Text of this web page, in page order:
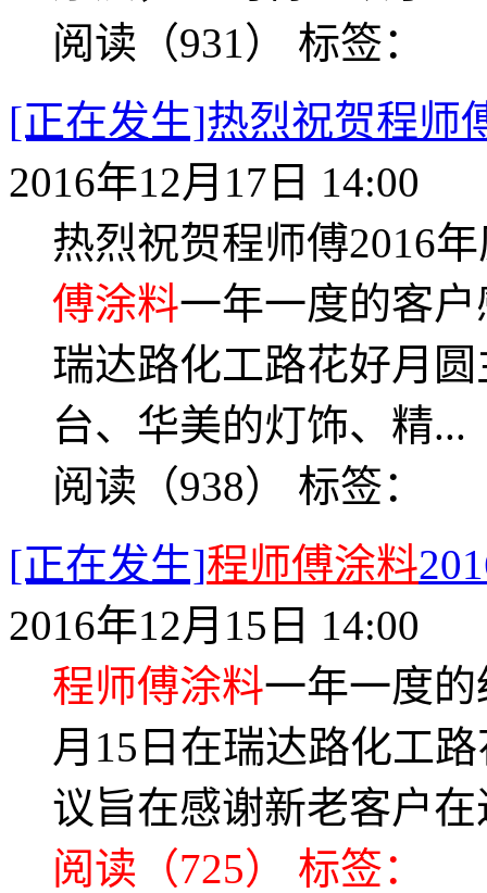
阅读（931） 标签：
[正在发生]热烈祝贺程师
2016年12月17日 14:00
热烈祝贺程师傅2016
傅涂料一年一度的客
瑞达路化工路花好月
台、华美的灯饰、精...
阅读（938） 标签：
[正在发生]程师傅涂料
2016年12月15日 14:00
程师傅涂料一年一度
月15日在瑞达路化工
议旨在感谢新老客户
阅读（725） 标签：